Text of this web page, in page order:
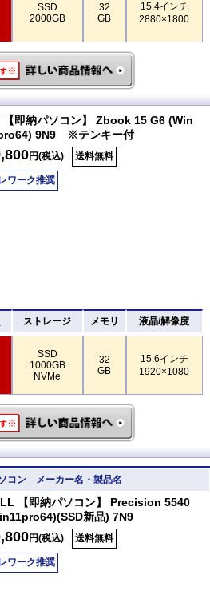
SSD
2000GB
32
GB
15.4インチ
2880×1800
【即納パソコン】 Zbook 15 G6 (Win
9N9 ※テンキー付
円(税込) 送料無料
ワーク推奨
ストレージ メモリ 液晶/解像度
SSD
1000GB
NVMe
32
GB
15.6インチ
1920×1080
コン メーカー名・製品名
【即納パソコン】 Precision 5540
新品) 7N9
円(税込) 送料無料
ワーク推奨